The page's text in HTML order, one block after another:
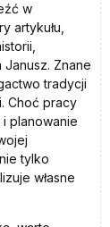
w
artykułu,
Znane
tradycji
Choć pracy
planowanie
tylko
własne